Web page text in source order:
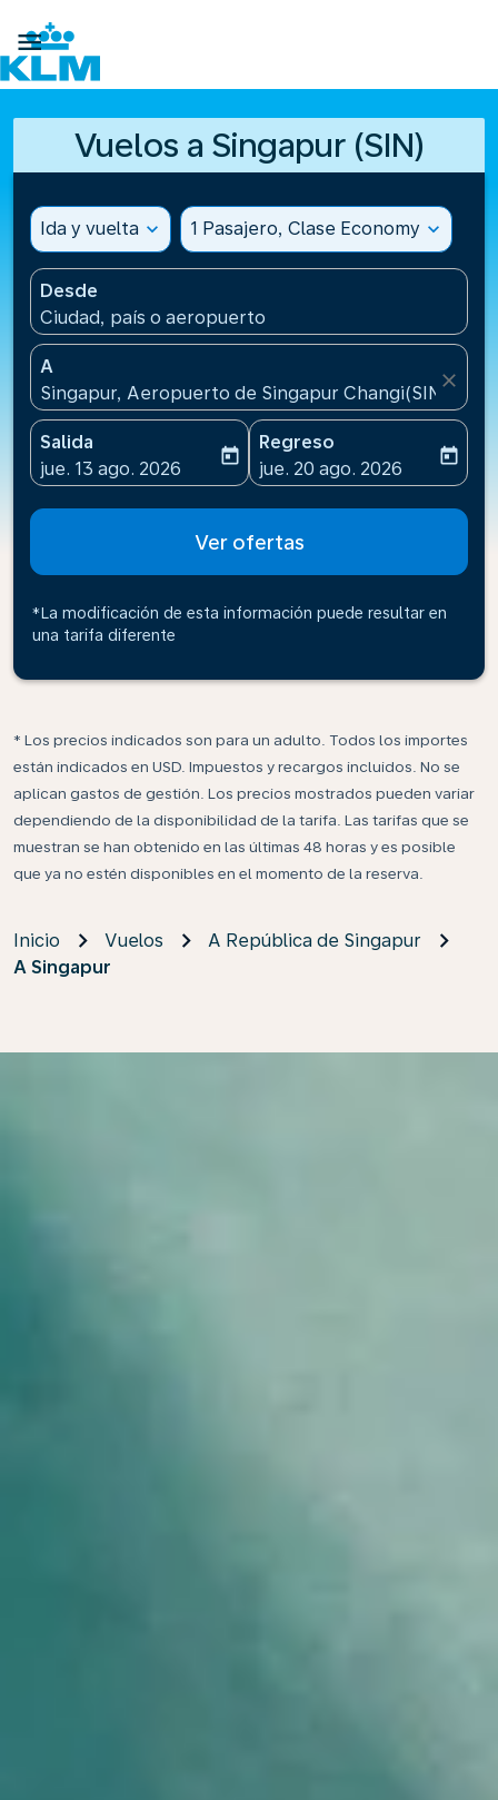

Vuelos a Singapur (SIN)
Ida y vuelta expand_more 1 Pasajero, Clase Economy expand_more
Desde
Ciudad, país o aeropuerto
A
Singapur, Aeropuerto de Singapur Changi(SIN),
close
Salida
fc-booking-departure-date-aria-label
jue. 13 ago. 2026
today
Regreso
fc-booking-return-date-
jue. 20 ago. 2026
today
Ver ofertas
*La modificación de esta información puede resultar en
una tarifa diferente
* Los precios indicados son para un adulto. Todos los importes
están indicados en USD. Impuestos y recargos incluidos. No se
aplican gastos de gestión. Los precios mostrados pueden variar
dependiendo de la disponibilidad de la tarifa. Las tarifas que se
muestran se han obtenido en las últimas 48 horas y es posible
que ya no estén disponibles en el momento de la reserva.
Inicio Vuelos
A República de Singapur
A Singapur